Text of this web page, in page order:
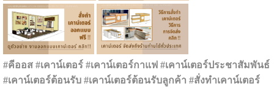
#คีออส #เคาน์เตอร์ #เคาน์เตอร์กาแฟ #เคาน์เตอร์ประชาสัมพันธ์
#เคาน์เตอร์ต้อนรับ #เคาน์เตอร์ต้อนรับลูกค้า #สั่งทำเคาน์เตอร์